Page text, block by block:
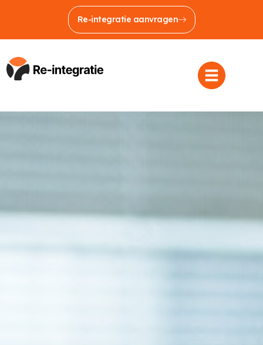
Re-integratie aanvragen